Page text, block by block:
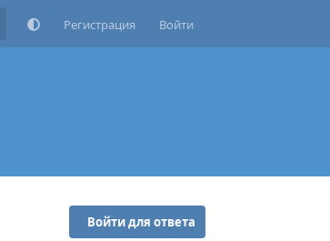
Регистрация Войти
Войти для ответа